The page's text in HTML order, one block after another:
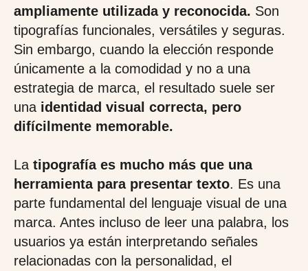
ampliamente utilizada y reconocida. Son
tipografías funcionales, versátiles y seguras.
Sin embargo, cuando la elección responde
únicamente a la comodidad y no a una
estrategia de marca, el resultado suele ser
una identidad visual correcta, pero
difícilmente memorable.
La tipografía es mucho más que una
herramienta para presentar texto. Es una
parte fundamental del lenguaje visual de una
marca. Antes incluso de leer una palabra, los
usuarios ya están interpretando señales
relacionadas con la personalidad, el